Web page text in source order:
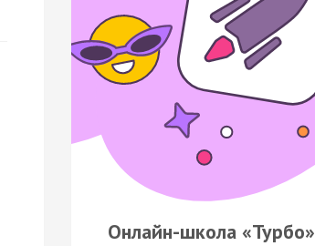
Онлайн-школа «Турбо»